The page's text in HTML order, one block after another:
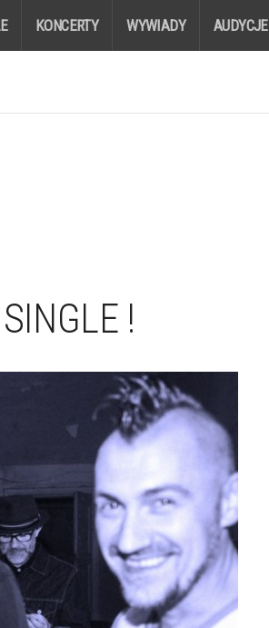
KONCERTY WYWIADY AUDYCJE
!